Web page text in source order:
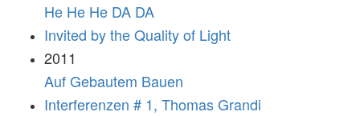
He He He DA DA
Invited by the Quality of Light
2011
Auf Gebautem Bauen
Interferenzen # 1, Thomas Grandi